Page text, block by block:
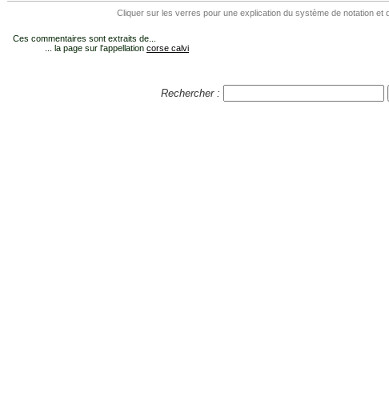
Cliquer sur les verres pour une explication du système de notation et
Ces commentaires sont extraits de...
... la page sur l'appellation corse calvi
Rechercher :